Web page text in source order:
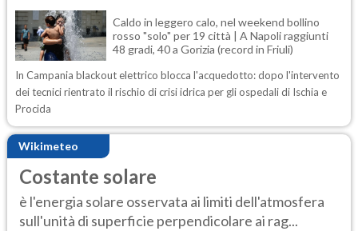
Caldo in leggero calo, nel weekend bollino
rosso "solo" per 19 città | A Napoli raggiunti
48 gradi, 40 a Gorizia (record in Friuli)
In Campania blackout elettrico blocca l'acquedotto: dopo l'intervento
dei tecnici rientrato il rischio di crisi idrica per gli ospedali di Ischia e
Procida
Wikimeteo
Costante solare
è l'energia solare osservata ai limiti dell'atmosfera
sull'unità di superficie perpendicolare ai rag...